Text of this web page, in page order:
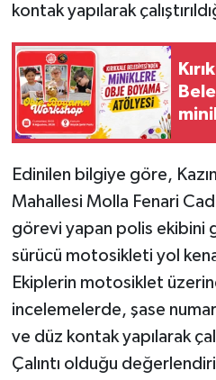
kontak yapılarak
Edinilen bilgiye göre,
Mahallesi Molla Fenari
görevi yapan polis ekibini
sürücü motosikleti yol
Ekiplerin motosiklet
incelemelerde, şase
ve düz kontak yapılarak
Çalıntı olduğu